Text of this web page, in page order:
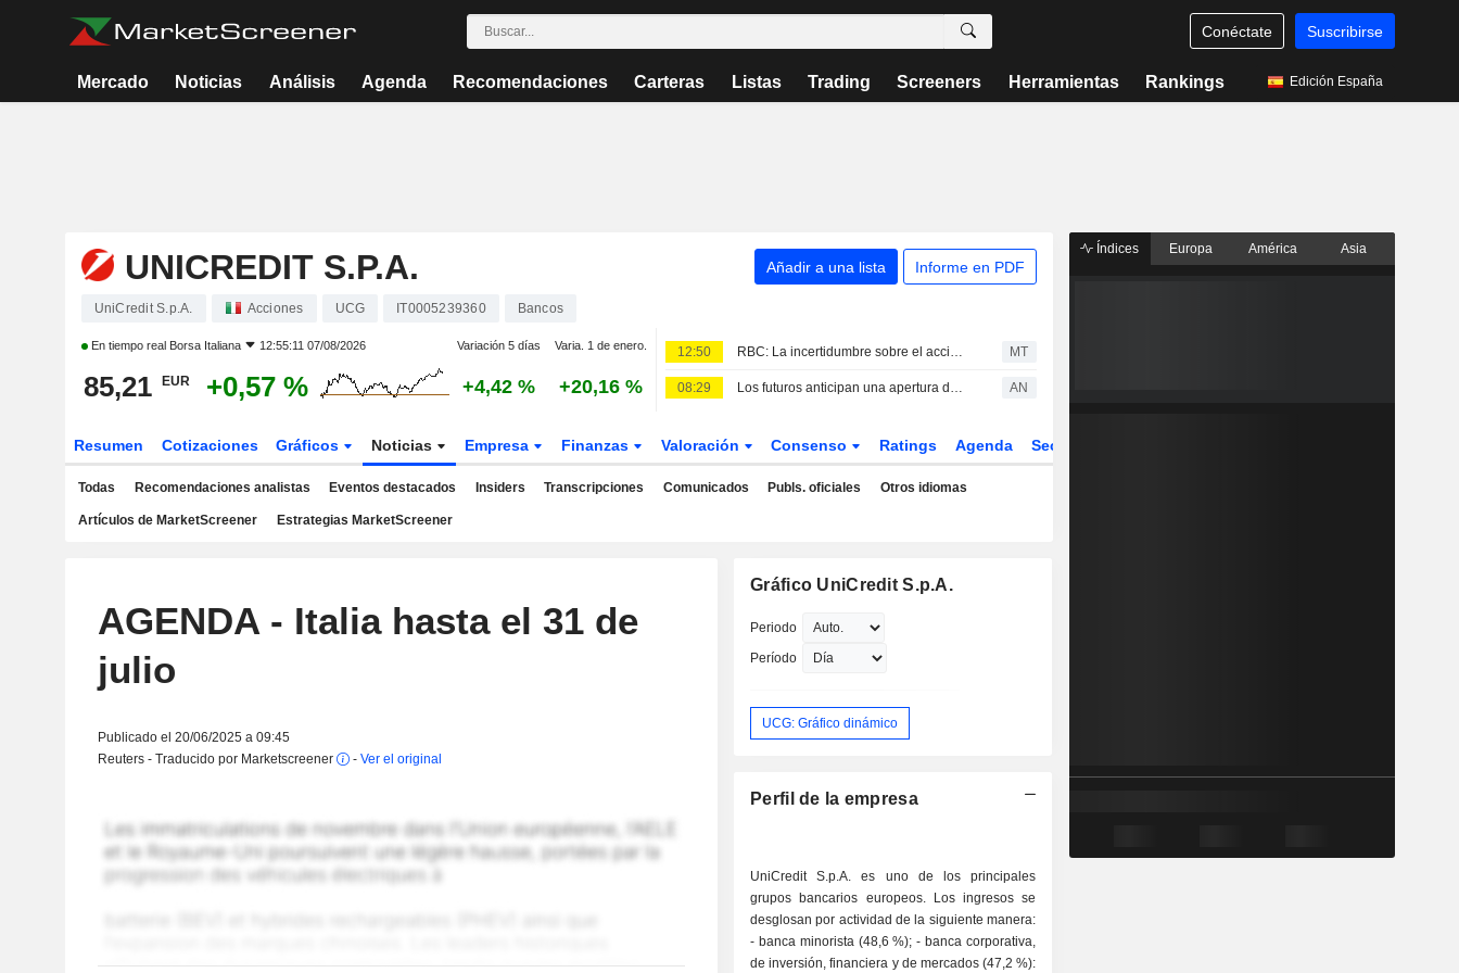
Conéctate Suscribirse
Mercado Noticias Análisis Agenda Recomendaciones Carteras Listas Trading Screeners Herramientas Rankings Edición España
UNICREDIT S.P.A. Añadir a una lista Informe en PDF
UniCredit S.p.A. Acciones UCG IT0005239360 Bancos
En tiempo real Borsa Italiana 12:55:11 07/08/2026 Variación 5 días Varia. 1 de enero.
85,21 EUR +0,57 % +4,42 % +20,16 %
12:50 RBC: La incertidumbre sobre el accionariado empaña la estrategia a largo plazo de Commerzbank; ajuste de previsiones MT
08:29 Los futuros anticipan una apertura dispar en las Bolsas europeas AN
Resumen Cotizaciones Gráficos Noticias Empresa Finanzas Valoración Consenso Ratings Agenda Sector
Todas Recomendaciones analistas Eventos destacados Insiders Transcripciones Comunicados Publs. oficiales Otros idiomas
Artículos de MarketScreener Estrategias MarketScreener
AGENDA - Italia hasta el 31 de
julio
Publicado el 20/06/2025 a 09:45
Reuters - Traducido por Marketscreener
- Ver el original
Gráfico UniCredit S.p.A.
Periodo
Período
UCG: Gráfico dinámico
Perfil de la empresa
UniCredit S.p.A. es uno de los principales
grupos bancarios europeos. Los ingresos se
desglosan por actividad de la siguiente manera:
- banca minorista (48,6 %); - banca corporativa,
de inversión, financiera y de mercados (47,2 %):
Índices Europa América Asia